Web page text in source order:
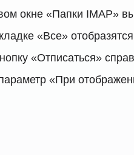
окне «Папки IMAP»
«Все»
«Отписаться»
«При